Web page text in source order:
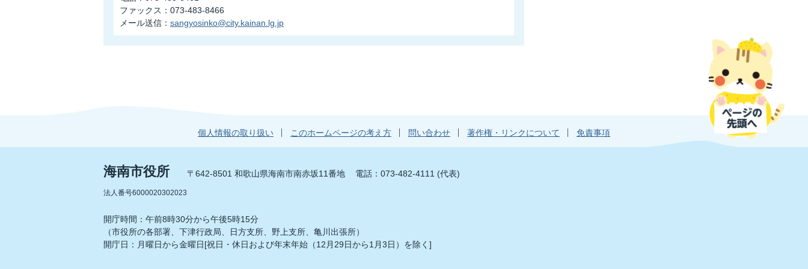
ファックス：073-483-8466
メール送信： sangyosinko@city.kainan.lg.jp
個人情報の取り扱い このホームページの考え方 問い合わせ 著作権・リンクについて 免責事項
海南市役所
法人番号6000020302023
〒642-8501 和歌山県海南市南赤坂11番地 電話：073-482-4111 (代表)
開庁時間：午前8時30分から午後5時15分
（市役所の各部署、下津行政局、日方支所、野上支所、亀川出張所）
開庁日：月曜日から金曜日[祝日・休日および年末年始（12月29日から1月3日）を除く]